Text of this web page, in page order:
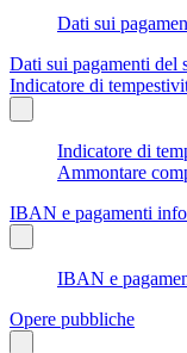
Dati sui
Dati sui pagamenti del
Indicatore di
Indicatore di
Ammontare
IBAN e pagamenti
IBAN e
Opere pubbliche